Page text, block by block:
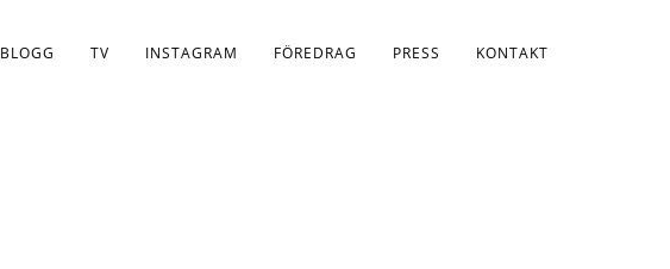
BLOGG TV INSTAGRAM FÖREDRAG PRESS KONTAKT